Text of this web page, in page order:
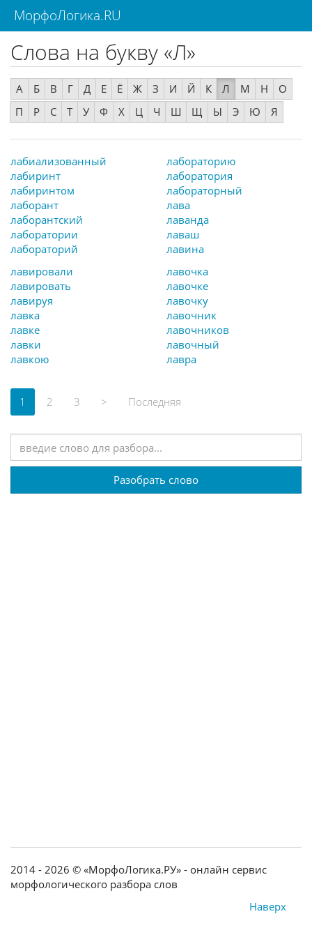
МорфоЛогика.RU
Слова на букву «Л»
А Б В Г Д Е Ё Ж З И Й К Л М Н
О
П
Р С Т У Ф Х Ц Ч Ш Щ Ы Э Ю Я
лабиализованный
лабиринт
лабиринтом
лаборант
лаборантский
лаборатории
лабораторий
лабораторию
лаборатория
лабораторный
лава
лаванда
лаваш
лавина
лавировали
лавировать
лавируя
лавка
лавке
лавки
лавкою
лавочка
лавочке
лавочку
лавочник
лавочников
лавочный
лавра
1 (current)
2 3 > Последняя
Разобрать слово
2014 - 2026 © «МорфоЛогика.РУ» - онлайн сервис
морфологического разбора слов
Наверх